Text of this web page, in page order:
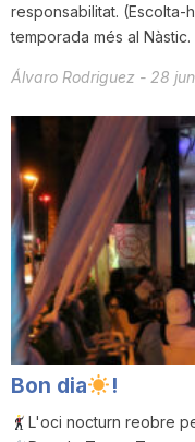
responsabilitat. (Escolta-
temporada més al
Álvaro Rodriguez - 28
Bon dia !
L'oci nocturn reobre